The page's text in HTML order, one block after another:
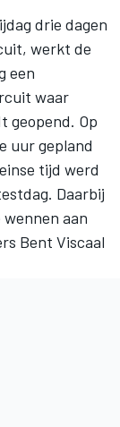
drie dagen
werkt de
een
waar
geopend. Op
uur gepland
tijd werd
Daarbij
aan
Bent Viscaal